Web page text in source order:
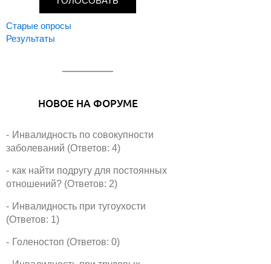
Старые опросы
Результаты
НОВОЕ НА ФОРУМЕ
Инвалидность по совокупности
заболеваний (Ответов: 4)
как найти подругу для постоянных
отношений? (Ответов: 2)
Инвалидность при тугоухости
(Ответов: 1)
Голеностоп (Ответов: 0)